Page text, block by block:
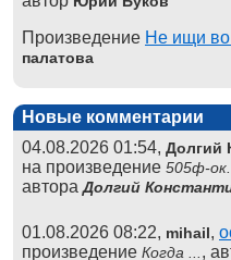
Произведение Не ищи
палатова
Новые комментарии
04.08.2026 01:54, Долгий
на произведение 505ф-
автораДолгий
01.08.2026 08:22, mihail,
произведение Когда ... ,